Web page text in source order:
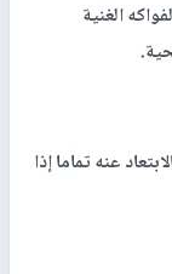
الغنية
عنه تماما إذا